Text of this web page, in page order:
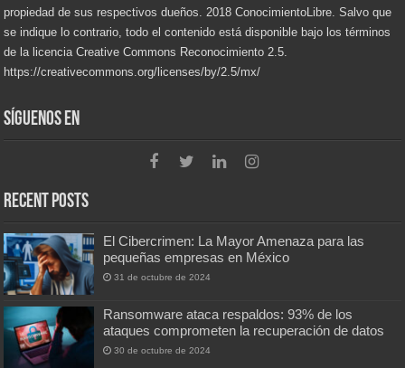
propiedad de sus respectivos dueños. 2018 ConocimientoLibre. Salvo que
se indique lo contrario, todo el contenido está disponible bajo los términos
de la licencia Creative Commons Reconocimiento 2.5.
https://creativecommons.org/licenses/by/2.5/mx/
Síguenos en
Recent Posts
El Cibercrimen: La Mayor Amenaza para las
pequeñas empresas en México
31 de octubre de 2024
Ransomware ataca respaldos: 93% de los
ataques comprometen la recuperación de datos
30 de octubre de 2024